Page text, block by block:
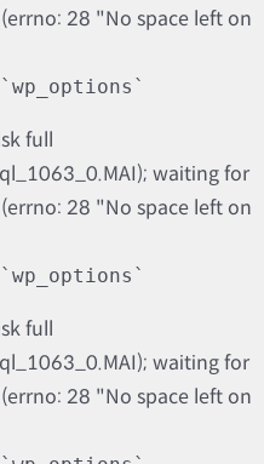
28 "No space left on
`wp_options`
full
waiting for
28 "No space left on
`wp_options`
full
waiting for
28 "No space left on